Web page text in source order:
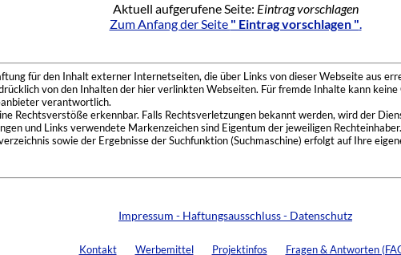
Aktuell aufgerufene Seite: Eintrag vorschlagen
Zum Anfang der Seite " Eintrag vorschlagen ".
für den Inhalt externer Internetseiten, die über Links von dieser Webseite aus
von den Inhalten der hier verlinkten Webseiten. Für fremde Inhalte kann
verantwortlich.
Rechtsverstöße erkennbar. Falls Rechtsverletzungen bekannt werden, wird der
und Links verwendete Markenzeichen sind Eigentum der jeweiligen Rechteinhaber.
sowie der Ergebnisse der Suchfunktion (Suchmaschine) erfolgt auf Ihre
Impressum - Haftungsausschluss - Datenschutz
Kontakt Werbemittel Projektinfos Fragen & Antworten